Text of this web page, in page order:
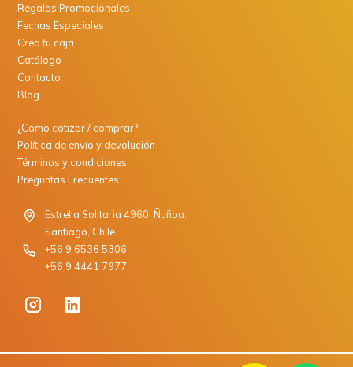
Regalos Promocionales
Fechas Especiales
Crea tu caja
Catálogo
Contacto
Blog
¿Cómo cotizar / comprar?
Política de envío y devolución
Términos y condiciones
Preguntas Frecuentes
Estrella Solitaria 4960, Ñuñoa.
Santiago, Chile
+56 9 6536 5306
+56 9 4441 7977